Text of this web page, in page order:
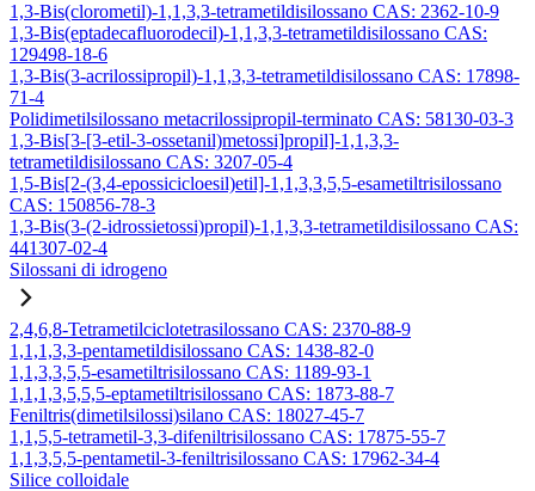
1,3-Bis(clorometil)-1,1,3,3-tetrametildisilossano CAS: 2362-10-9
1,3-Bis(eptadecafluorodecil)-1,1,3,3-tetrametildisilossano CAS:
129498-18-6
1,3-Bis(3-acrilossipropil)-1,1,3,3-tetrametildisilossano CAS: 17898-
71-4
Polidimetilsilossano metacrilossipropil-terminato CAS: 58130-03-3
1,3-Bis[3-[3-etil-3-ossetanil)metossi]propil]-1,1,3,3-
tetrametildisilossano CAS: 3207-05-4
1,5-Bis[2-(3,4-epossicicloesil)etil]-1,1,3,3,5,5-esametiltrisilossano
CAS: 150856-78-3
1,3-Bis(3-(2-idrossietossi)propil)-1,1,3,3-tetrametildisilossano CAS:
441307-02-4
Silossani di idrogeno
2,4,6,8-Tetrametilciclotetrasilossano CAS: 2370-88-9
1,1,1,3,3-pentametildisilossano CAS: 1438-82-0
1,1,3,3,5,5-esametiltrisilossano CAS: 1189-93-1
1,1,1,3,5,5,5-eptametiltrisilossano CAS: 1873-88-7
Feniltris(dimetilsilossi)silano CAS: 18027-45-7
1,1,5,5-tetrametil-3,3-difeniltrisilossano CAS: 17875-55-7
1,1,3,5,5-pentametil-3-feniltrisilossano CAS: 17962-34-4
Silice colloidale